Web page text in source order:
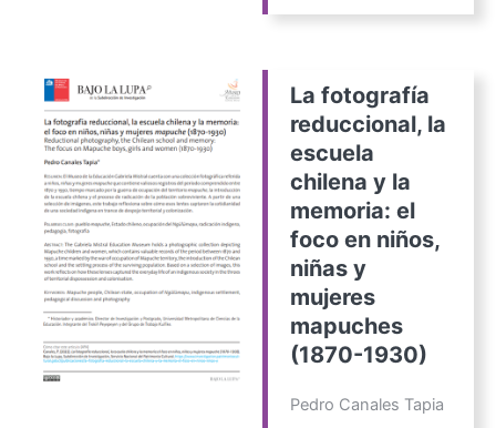
La fotografía
reduccional, la
escuela
chilena y la
memoria: el
foco en niños,
niñas y
mujeres
mapuches
(1870-1930)
Pedro Canales Tapia